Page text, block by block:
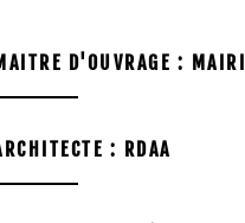
D'OUVRAGE :
: RDAA